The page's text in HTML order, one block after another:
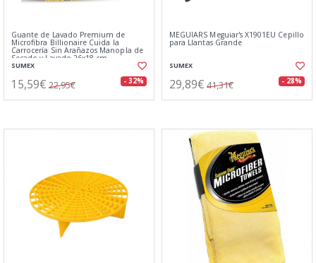
Guante de Lavado Premium de
Microfibra Billionaire Cuida la
Carrocería Sin Arañazos Manopla de
Secado y Lavado 26x18 cm
SUMEX
15,59€ 22,95€ - 32%
MEGUIARS Meguiar's X1901EU Cepillo
para Llantas Grande
SUMEX
29,89€ 41,31€ - 28%